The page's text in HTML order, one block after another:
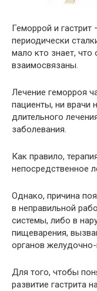
Геморрой и
периодически
мало кто знает,
взаимосвязаны.
Лечение геморроя
пациенты, ни врачи
длительного
заболевания.
Как правило,
непосредственное
Однако, причина
в неправильной
системы, либо в
пищеварения,
органов
Для того, чтобы
развитие гастрита